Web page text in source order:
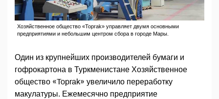
Хозяйственное общество «Toprak» управляет двумя основными
предприятиями и небольшим центром сбора в городе Мары.
Один из крупнейших производителей бумаги и
гофрокартона в Туркменистане Хозяйственное
общество «Toprak» увеличило переработку
макулатуры. Ежемесячно предприятие